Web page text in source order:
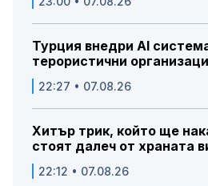
Турция внедри AI
терористични
22:27 • 07.08.26
Хитър трик, който ще
стоят далеч от храната
22:12 • 07.08.26